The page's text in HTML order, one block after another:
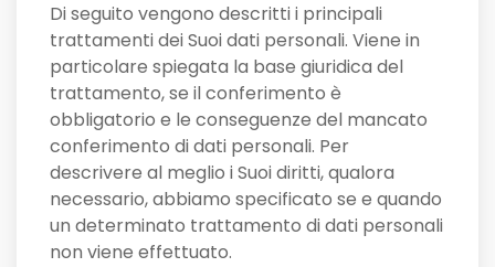
Di seguito vengono descritti i principali
trattamenti dei Suoi dati personali. Viene in
particolare spiegata la base giuridica del
trattamento, se il conferimento è
obbligatorio e le conseguenze del mancato
conferimento di dati personali. Per
descrivere al meglio i Suoi diritti, qualora
necessario, abbiamo specificato se e quando
un determinato trattamento di dati personali
non viene effettuato.